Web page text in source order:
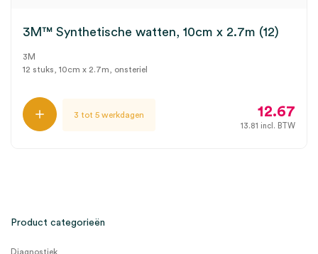
3M™ Synthetische watten, 10cm x 2.7m (12)
3M
12 stuks, 10cm x 2.7m, onsteriel
3 tot 5 werkdagen 12.67
13.81 incl. BTW
Product categorieën
Diagnostiek